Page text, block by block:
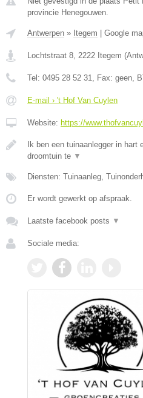
provincie Henegouwen.
Antwerpen » Itegem Google
Lochtstraat 8, 2222 Itegem (
Tel: 0495 28 52 31, Fax: geen,
E-mail › 't Hof Van Cuylen
Website: https://
Ik ben een tuinaanlegger in
droomtuin te ▼
Diensten: Tuinaanleg,
Er wordt gewerkt op afspraak.
Laatste facebook posts ▼
Sociale media: